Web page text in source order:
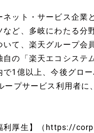
ット・サービス企業
など、多岐にわたる
いて、楽天グループ会
の「楽天エコシステ
1億以上、今後グロ
ープサービス利用者に
利厚生】（https://